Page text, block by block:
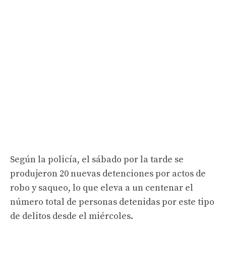
Según la policía, el sábado por la tarde se
produjeron 20 nuevas detenciones por actos de
robo y saqueo, lo que eleva a un centenar el
número total de personas detenidas por este tipo
de delitos desde el miércoles.